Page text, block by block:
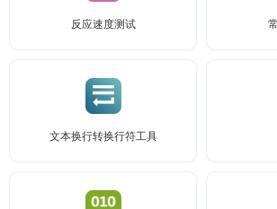
反应速度测试
文本换行转换行符工具